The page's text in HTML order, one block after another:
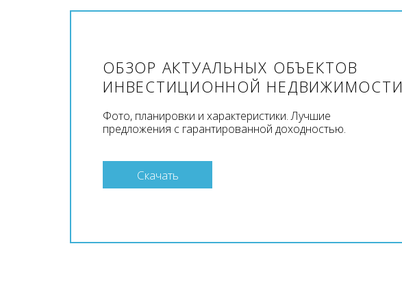
ОБЗОР АКТУАЛЬНЫХ ОБЪЕКТОВ
ИНВЕСТИЦИОННОЙ НЕДВИЖИМОСТИ
Фото, планировки и характеристики. Лучшие
предложения с гарантированной доходностью.
Скачать